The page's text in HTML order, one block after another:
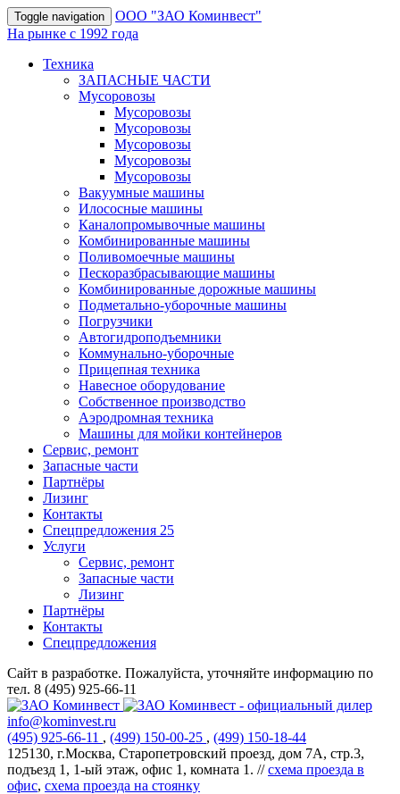
Toggle navigation
OOO "ЗАО Коминвест"
На рынке с 1992 года
Техника
ЗАПАСНЫЕ ЧАСТИ
Мусоровозы
Мусоровозы
Мусоровозы
Мусоровозы
Мусоровозы
Мусоровозы
Вакуумные машины
Илососные машины
Каналопромывочные машины
Комбинированные машины
Поливомоечные машины
Пескоразбрасывающие машины
Комбинированные дорожные машины
Подметально-уборочные машины
Погрузчики
Автогидроподъемники
Коммунально-уборочные
Прицепная техника
Навесное оборудование
Собственное производство
Аэродромная техника
Машины для мойки контейнеров
Сервис, ремонт
Запасные части
Партнёры
Лизинг
Контакты
Спецпредложения 25
Услуги
Сервис, ремонт
Запасные части
Лизинг
Партнёры
Контакты
Спецпредложения
Сайт в разработке. Пожалуйста, уточняйте информацию по
тел. 8 (495) 925-66-11
info@kominvest.ru
(495) 925-66-11 , (499) 150-00-25 , (499) 150-18-44
125130, г.Москва, Старопетровский проезд, дом 7А, стр.3,
подъезд 1, 1-ый этаж, офис 1, комната 1. //схема проезда в
офис, схема проезда на стоянку